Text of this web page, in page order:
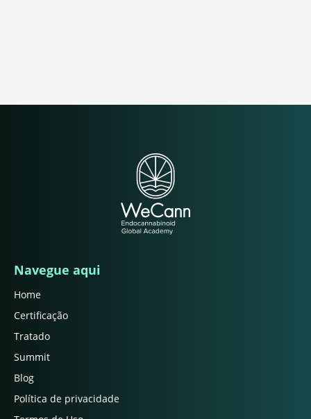
Navegue aqui
Home
Certificação
Tratado
Summit
Blog
Política de privacidade